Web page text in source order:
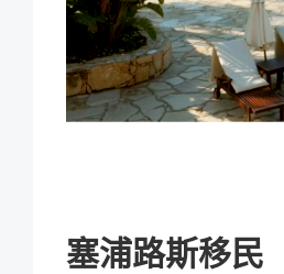
塞浦路斯移民